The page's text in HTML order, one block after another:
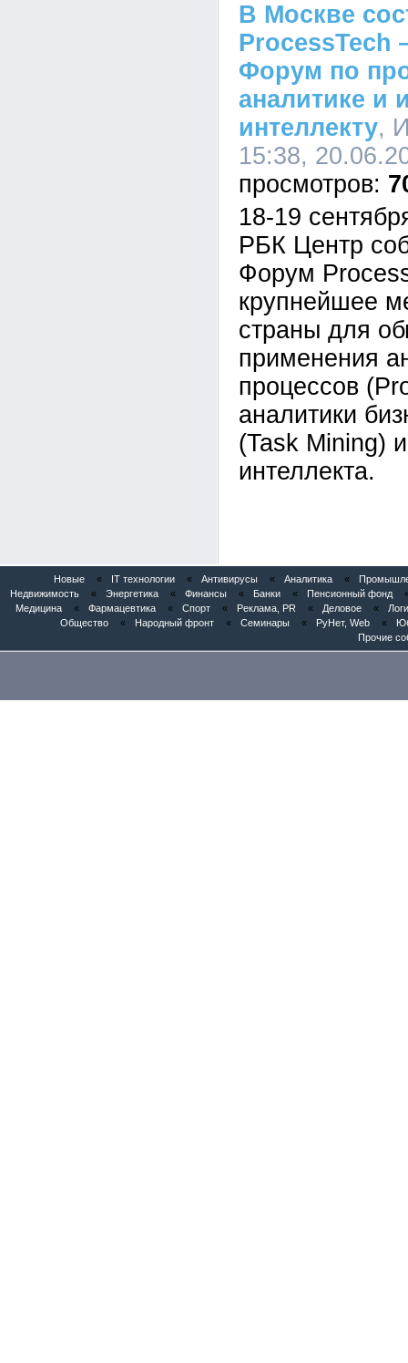
В Москве
Форум по
аналитике и
интеллекту,
15:38,
18-19
РБК Центр
Форум
крупнейшее
страны для
применения
процессов
аналитики
(Task Mining)
интеллекта.
Новые « IT технологии « Антивирусы « Аналитика «
Недвижимость
« Энергетика « Финансы « Банки « Пенсионный фонд
Медицина
« Фармацевтика « Спорт « Реклама, PR « Деловое «
Общество
« Народный фронт « Семинары « РуНет, Web «
Прочие